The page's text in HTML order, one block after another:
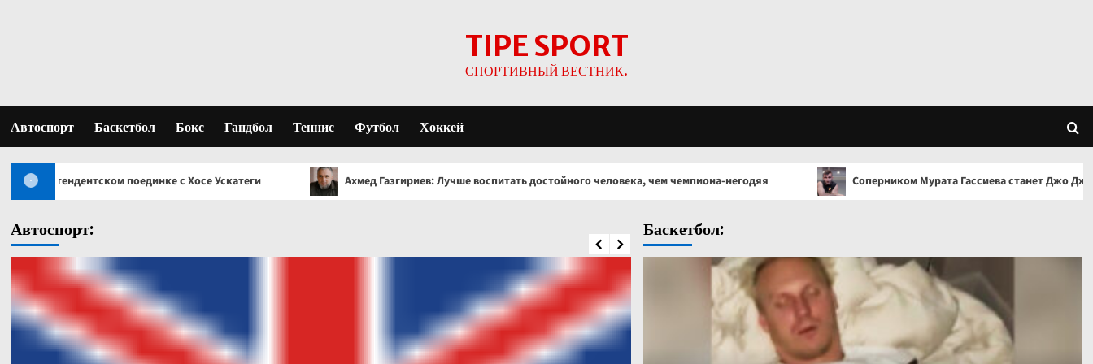
TIPE SPORT
СПОРТИВНЫЙ ВЕСТНИК.
Автоспорт Баскетбол Бокс Гандбол Теннис Футбол Хоккей
поединке с Хосе Ускатеги Ахмед Газгириев: Лучше воспитать достойного человека, чем чемпиона-негодяя Соперником Мурата Гассиева станет Джо Джойс
Автоспорт: Баскетбол: